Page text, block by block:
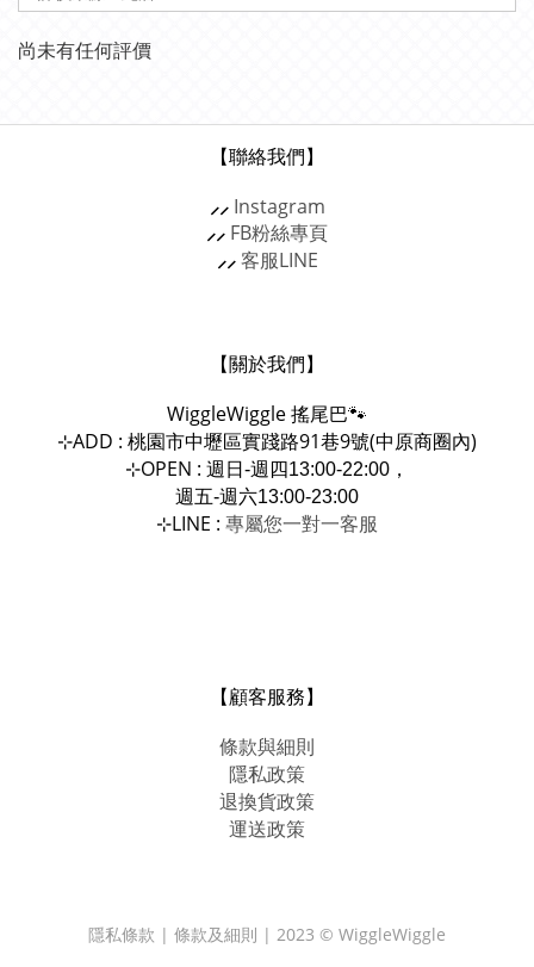
尚未有任何評價
【聯絡我們】
⸝⸝ Instagram
⸝⸝ FB粉絲專頁
⸝⸝客服LINE
【關於我們】
WiggleWiggle搖尾巴🐾
⊹ADD : 桃園市中壢區實踐路91巷9號(中原商圈內)
⊹OPEN : 週日-週四13:00-22:00，
週五-週六13:00-23:00
⊹LINE : 專屬您一對一客服
【顧客服務】
條款與細則
隱私政策
退換貨政策
運送政策
隱私條款 | 條款及細則 | 2023 © WiggleWiggle